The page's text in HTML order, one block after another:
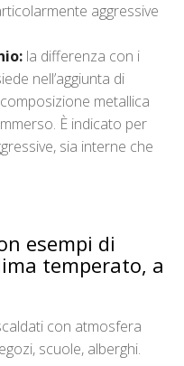
aggressive
la differenza con i
nell’aggiunta di
metallica
È indicato per
sia interne che
esempi di
temperato, a
con atmosfera
scuole, alberghi.